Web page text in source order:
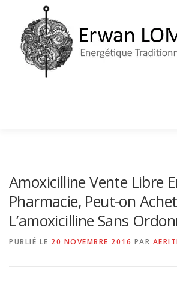
contenu
Amoxicilline Vente Libre
Pharmacie, Peut-on
L’amoxicilline Sans
PUBLIÉ LE 20 NOVEMBRE 2016 PAR